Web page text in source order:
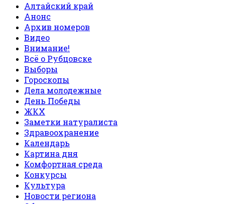
Алтайский край
Анонс
Архив номеров
Видео
Внимание!
Всё о Рубцовске
Выборы
Гороскопы
Дела молодежные
День Победы
ЖКХ
Заметки натуралиста
Здравоохранение
Календарь
Картина дня
Комфортная среда
Конкурсы
Культура
Новости региона